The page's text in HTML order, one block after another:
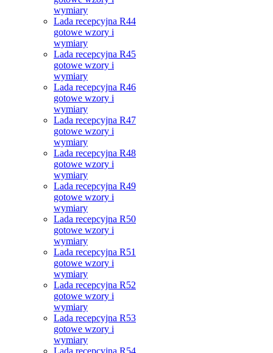
wymiary
Lada recepcyjna R44
gotowe wzory i
wymiary
Lada recepcyjna R45
gotowe wzory i
wymiary
Lada recepcyjna R46
gotowe wzory i
wymiary
Lada recepcyjna R47
gotowe wzory i
wymiary
Lada recepcyjna R48
gotowe wzory i
wymiary
Lada recepcyjna R49
gotowe wzory i
wymiary
Lada recepcyjna R50
gotowe wzory i
wymiary
Lada recepcyjna R51
gotowe wzory i
wymiary
Lada recepcyjna R52
gotowe wzory i
wymiary
Lada recepcyjna R53
gotowe wzory i
wymiary
Lada recepcyjna R54